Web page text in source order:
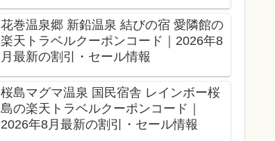
花巻温泉郷 新鉛温泉 結びの宿 愛隣館の
楽天トラベルクーポンコード｜2026年8
月最新の割引・セール情報
桜島マグマ温泉 国民宿舎 レインボー桜
島の楽天トラベルクーポンコード｜
2026年8月最新の割引・セール情報